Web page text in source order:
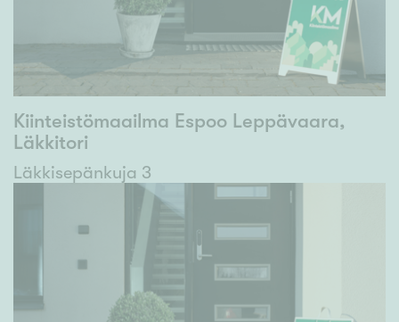
Kiinteistömaailma Espoo Leppävaara,
Läkkitori
Läkkisepänkuja 3